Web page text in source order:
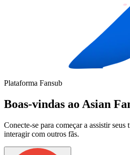
Plataforma Fansub
Boas-vindas ao Asian
Conecte-se para começar a assistir
interagir com outros fãs.